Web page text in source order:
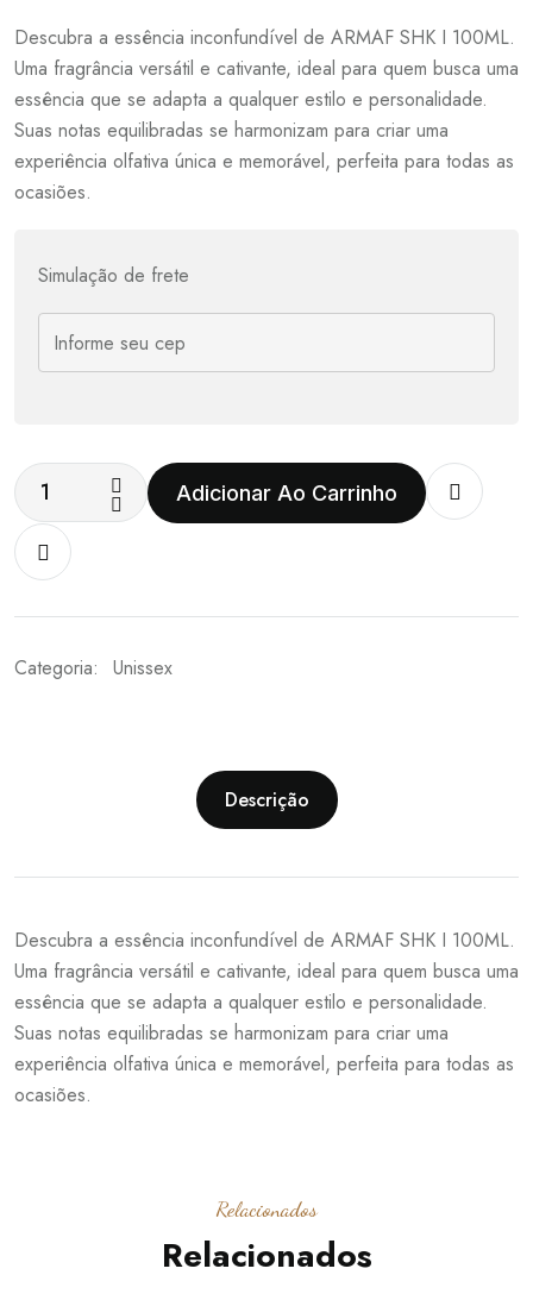
Descubra a essência inconfundível de ARMAF SHK I 100ML.
Uma fragrância versátil e cativante, ideal para quem busca uma
essência que se adapta a qualquer estilo e personalidade.
Suas notas equilibradas se harmonizam para criar uma
experiência olfativa única e memorável, perfeita para todas as
ocasiões.
Simulação de frete
Adicionar Ao Carrinho
Categoria: Unissex
Descrição
Descubra a essência inconfundível de ARMAF SHK I 100ML.
Uma fragrância versátil e cativante, ideal para quem busca uma
essência que se adapta a qualquer estilo e personalidade.
Suas notas equilibradas se harmonizam para criar uma
experiência olfativa única e memorável, perfeita para todas as
ocasiões.
Relacionados
Relacionados